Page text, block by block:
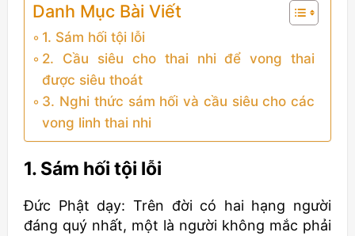
Danh Mục Bài Viết
1. Sám hối tội lỗi
2. Cầu siêu cho thai nhi để vong thai
được siêu thoát
3. Nghi thức sám hối và cầu siêu cho các
vong linh thai nhi
1. Sám hối tội lỗi
Đức Phật dạy: Trên đời có hai hạng người
đáng quý nhất, một là người không mắc phải